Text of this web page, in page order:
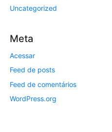
Uncategorized
Meta
Acessar
Feed de posts
Feed de comentários
WordPress.org